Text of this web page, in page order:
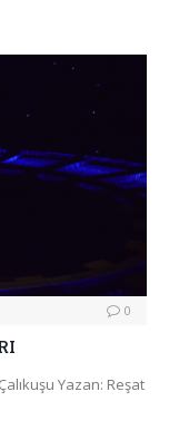
0
Yazan: Reşat